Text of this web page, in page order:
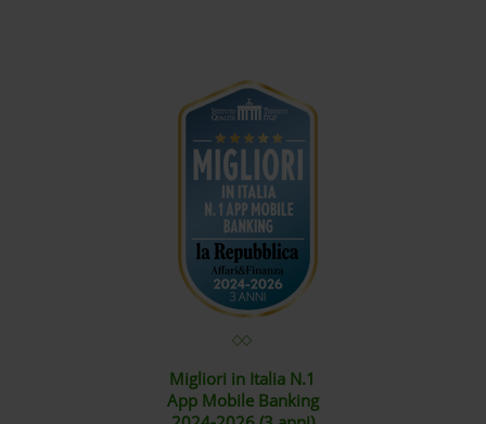
Migliori in Italia N.1
App Mobile Banking